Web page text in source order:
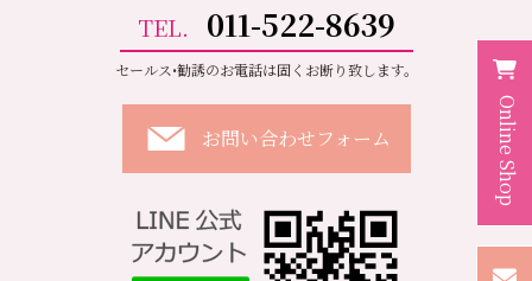
TEL. 011-522-8639
セールス•勧誘のお電話は固くお断り致します。
お問い合わせフォーム Online Shop